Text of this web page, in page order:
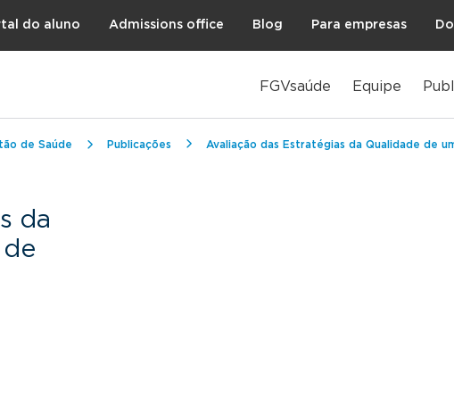
do aluno Admissions office Blog Para empresas
FGVsaúde Equipe
de Saúde Publicações Avaliação das Estratégias da Qualidade de
da